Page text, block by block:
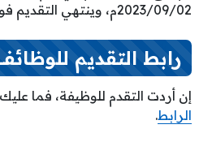
2023/09/02م، وينتهي التقديم فور اكتمال العدد المحدد.
رابط التقديم
إن أردت التقدم للوظيفة، فما
الرابط.